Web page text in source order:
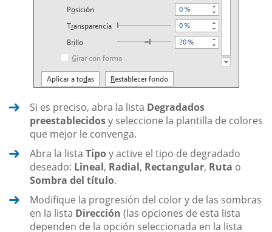
Si es preciso, abra la lista Degradados
preestablecidosy seleccione la plantilla de colores
que mejor le convenga.
Abra la lista Tipoy active el tipo de degradado
deseado: Lineal, Radial, Rectangular, Ruta o
Sombra del título.
Modifique la progresión del color y de las sombras
en la lista Dirección (las opciones de esta lista
dependen de la opción seleccionada en la lista